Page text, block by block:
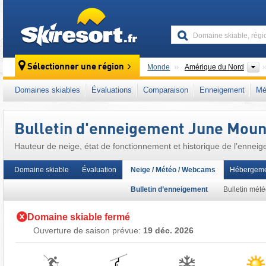
Sélectionner une région Monde Amérique du Nord
Ce domaine skiable se situe aussi dans :
Chaînes côtières du Pacifique
Ikon Pass
Domaines skiables Évaluations Comparaison Enneigement
Bulletin d'enneigement June
Hauteur de neige, état de fonctionnement et historique de
Domaine skiable Évaluation Neige / Météo / Webcams
Bulletin d’enneigement Bulletin
Domaine skiable fermé
Ouverture de saison prévue: 19 déc. 2026